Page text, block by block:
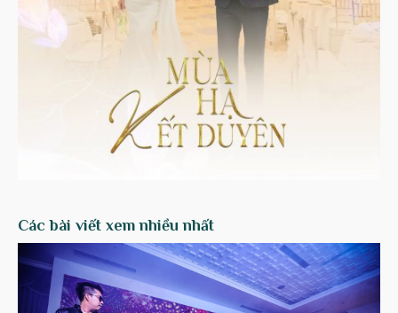
Các bài viết xem nhiều nhất